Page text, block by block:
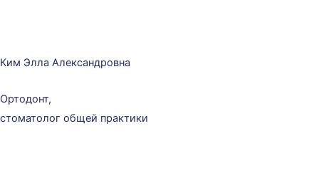
Ким Элла Александровна
Ортодонт,
стоматолог общей практики